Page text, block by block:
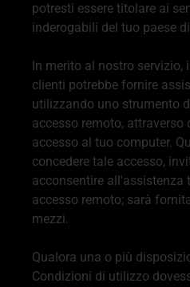
potresti essere titolare ai
inderogabili del tuo paese
In merito al nostro
clienti potrebbe fornire
utilizzando uno strumento
accesso remoto, attraverso
accesso al tuo computer.
concedere tale accesso,
acconsentire all'assistenza
accesso remoto; sarà
mezzi.
Qualora una o più
Condizioni di utilizzo